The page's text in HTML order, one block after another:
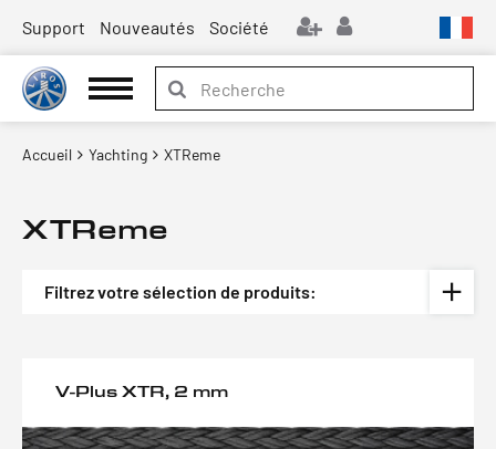
Support Nouveautés Société
Accueil Yachting XTReme
XTReme
Filtrez votre sélection de produits:
V-Plus XTR, 2 mm